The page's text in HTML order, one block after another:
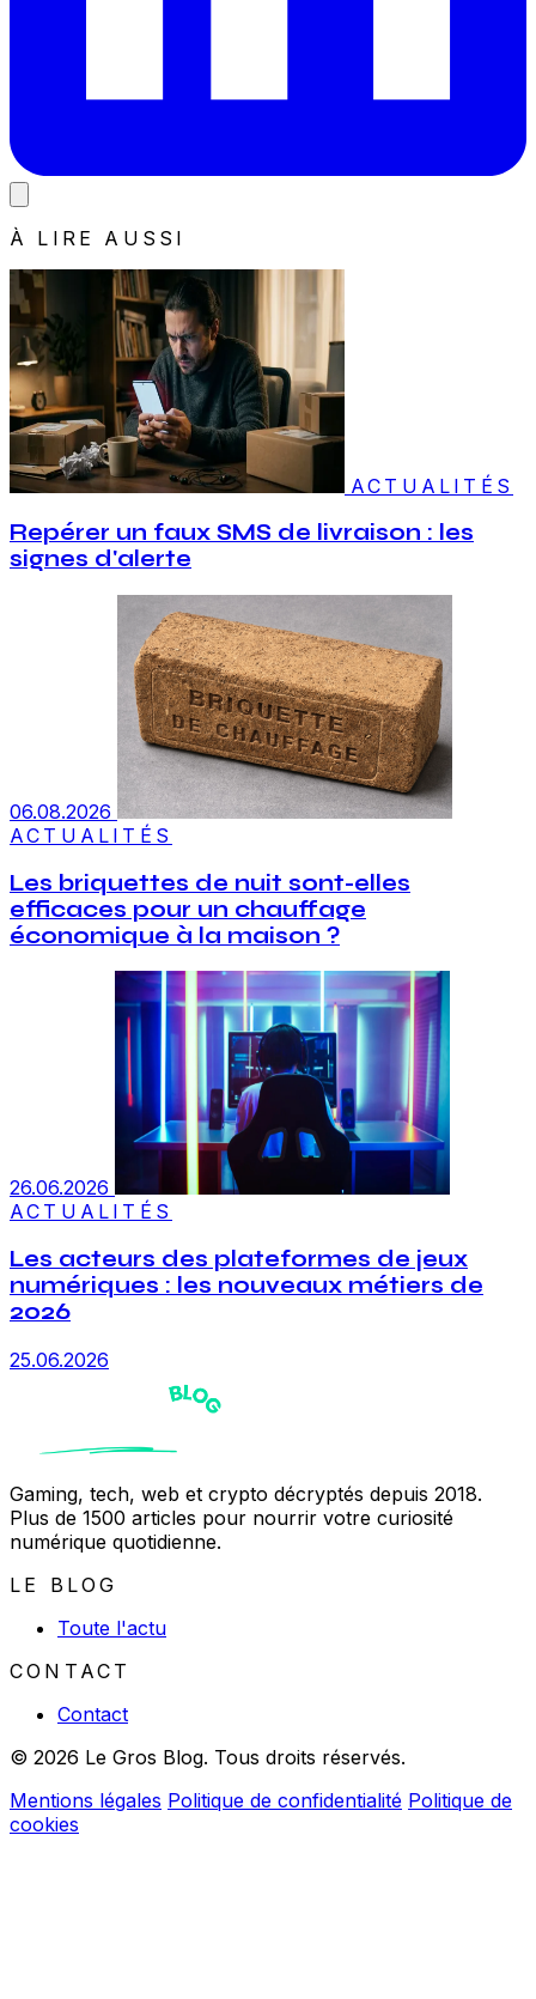
À LIRE AUSSI
ACTUALITÉS
Repérer un faux SMS de livraison : les
signes d'alerte
06.08.2026
ACTUALITÉS
Les briquettes de nuit sont-elles
efficaces pour un chauffage
économique à la maison ?
26.06.2026
ACTUALITÉS
Les acteurs des plateformes de jeux
numériques : les nouveaux métiers de
2026
25.06.2026
Gaming, tech, web et crypto décryptés depuis 2018.
Plus de 1500 articles pour nourrir votre curiosité
numérique quotidienne.
LE BLOG
Toute l'actu
CONTACT
Contact
© 2026 Le Gros Blog. Tous droits réservés.
Mentions légales Politique de confidentialité Politique de
cookies